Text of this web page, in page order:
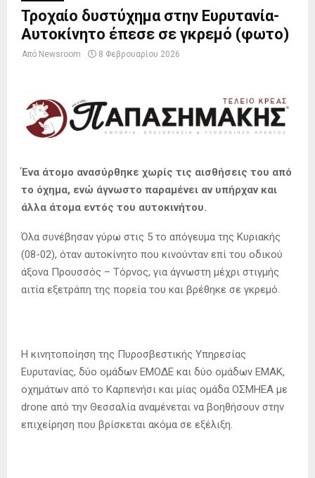
Τροχαίο δυστύχημα στην Ευρυτανία-
Αυτοκίνητο έπεσε σε γκρεμό (φωτο)
Από Newsroom 8 Φεβρουαρίου 2026
Ένα άτομο ανασύρθηκε χωρίς τις αισθήσεις του από
το όχημα, ενώ άγνωστο παραμένει αν υπήρχαν και
άλλα άτομα εντός του αυτοκινήτου.
Όλα συνέβησαν γύρω στις 5 το απόγευμα της Κυριακής
(08-02), όταν αυτοκίνητο που κινούνταν επί του οδικού
άξονα Προυσσός – Τόρνος, για άγνωστη μέχρι στιγμής
αιτία εξετράπη της πορεία του και βρέθηκε σε γκρεμό.
Η κινητοποίηση της Πυροσβεστικής Υπηρεσίας
Ευρυτανίας, δύο ομάδων ΕΜΟΔΕ και δύο ομάδων ΕΜΑΚ,
οχημάτων από το Καρπενήσι και μίας ομάδα ΟΣΜΗΕΑ με
drone από την Θεσσαλία αναμένεται να βοηθήσουν στην
επιχείρηση που βρίσκεται ακόμα σε εξέλιξη.